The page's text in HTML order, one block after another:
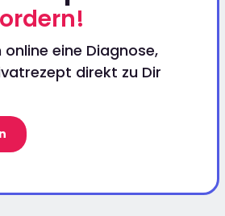
eine Diagnose,
direkt zu Dir